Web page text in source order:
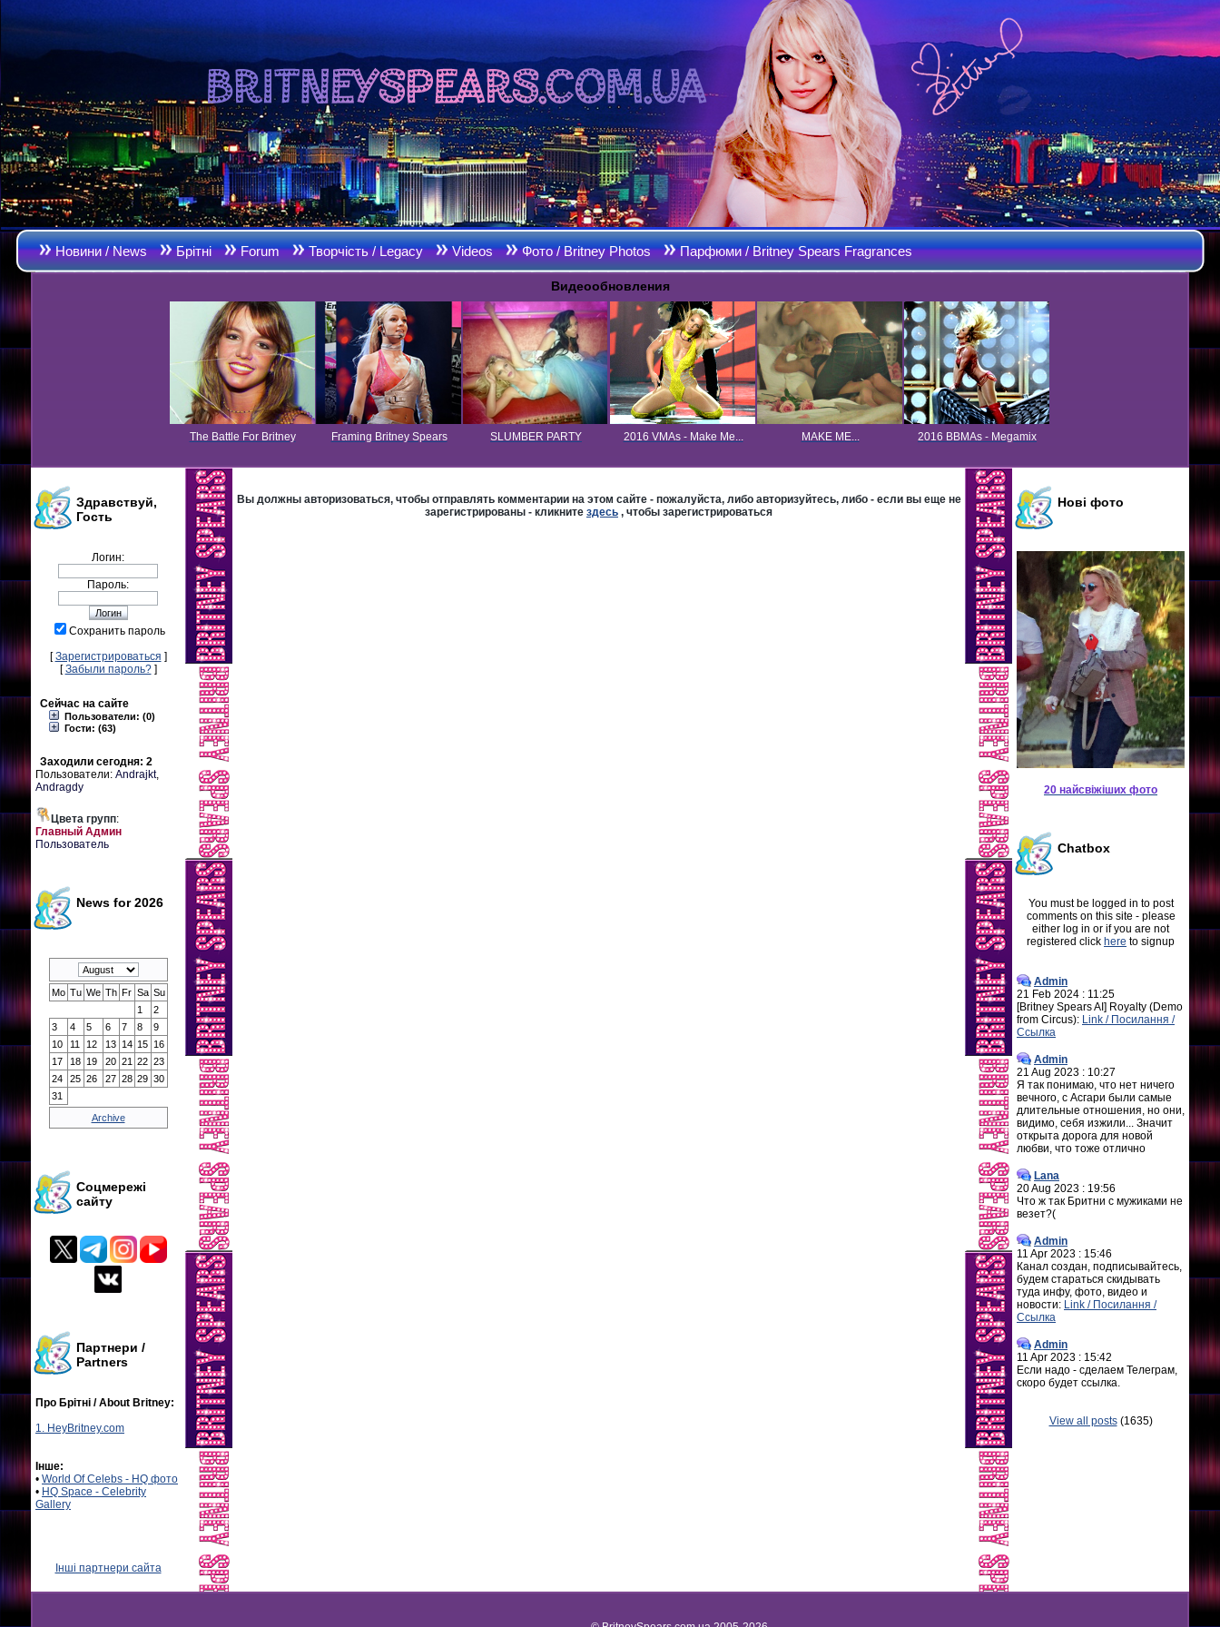
Новини / News Брітні Forum Творчість / Legacy Videos Фото / Britney Photos Парфюми / Britney Spears Fragrances
Видеообновления
The Battle For Britney Framing Britney Spears SLUMBER PARTY 2016 VMAs - Make Me... MAKE ME... 2016 BBMAs - Megamix
Здравствуй,
Гость
Логин:
Пароль:
Сохранить пароль
[Зарегистрироваться ]
[Забыли пароль?]
Сейчас на сайте
Пользователи: (0)
Гости: (63)
Заходили сегодня: 2
Пользователи: Andrajkt,
Andragdy
Цвета групп:
Главный Админ
Пользователь
News for 2026
Mo Tu We Th Fr Sa Su
1
2
3
4 5 6 7 8
9
10
11 12 13 14 15
16
17
18 19 20 21 22 23
24
25 26 27 28 29 30
31
Archive
Соцмережі
сайту
Партнери /
Partners
Про Брітні / About Britney:
1. HeyBritney.com
Інше:
• World Of Celebs - HQ фото
• HQ Space - Celebrity
Gallery
Інші партнери сайта
Вы должны авторизоваться, чтобы отправлять комментарии на этом сайте - пожалуйста, либо авторизуйтесь, либо - если вы еще не
зарегистрированы - кликните здесь , чтобы зарегистрироваться
Нові фото
20 найсвіжіших фото
Chatbox
You must be logged in to post
comments on this site - please
either log in or if you are not
registered click here to signup
Admin
21 Feb 2024 : 11:25
[Britney Spears AI] Royalty (Demo
from Circus): Link / Посилання /
Ссылка
Admin
21 Aug 2023 : 10:27
Я так понимаю, что нет ничего
вечного, с Асгари были самые
длительные отношения, но они,
видимо, себя изжили... Значит
открыта дорога для новой
любви, что тоже отлично
Lana
20 Aug 2023 : 19:56
Что ж так Бритни с мужиками не
везет?(
Admin
11 Apr 2023 : 15:46
Канал создан, подписывайтесь,
будем стараться скидывать
туда инфу, фото, видео и
новости: Link / Посилання /
Ссылка
Admin
11 Apr 2023 : 15:42
Если надо - сделаем Телеграм,
скоро будет ссылка.
View all posts(1635)